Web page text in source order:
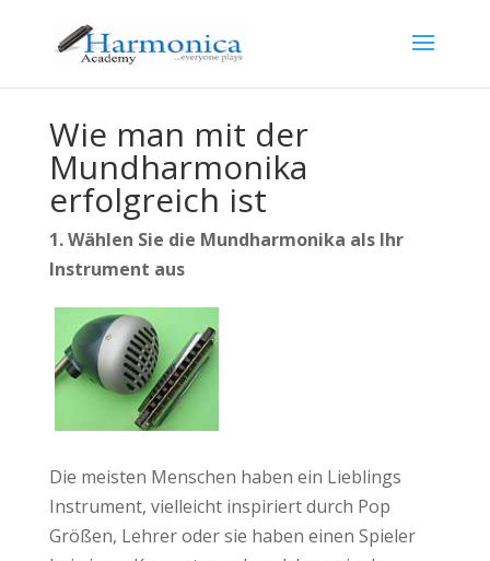
Wie man mit der
Mundharmonika
erfolgreich ist
1. Wählen Sie die Mundharmonika als Ihr
Instrument aus
Die meisten Menschen haben ein Lieblings
Instrument, vielleicht inspiriert durch Pop
Größen, Lehrer oder sie haben einen Spieler